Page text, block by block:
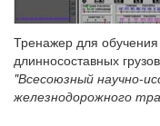
Тренажер для
длинносоставных
"Всесоюзный научно-
железнодорожного